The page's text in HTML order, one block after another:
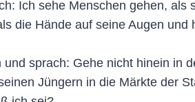
Ich sehe Menschen gehen, als
die Hände auf seine Augen
sprach: Gehe nicht hinein in
Jüngern in die Märkte der